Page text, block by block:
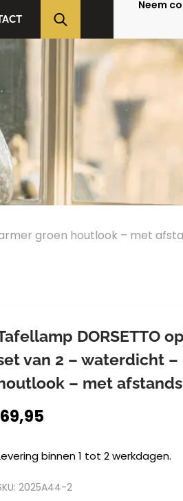
Neem
groen houtlook – met
DORSETTO
van 2 – waterdicht
– met
69,95
binnen 1 tot 2 werkdagen.
2025A44-2